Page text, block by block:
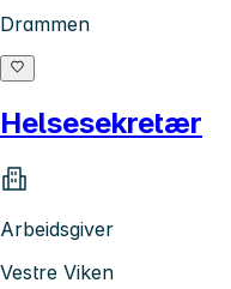
Drammen
Helsesekretær
Arbeidsgiver
Vestre Viken